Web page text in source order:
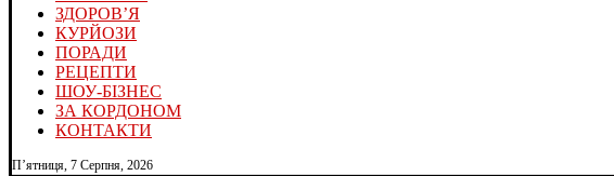
ЗДОРОВ’Я
КУРЙОЗИ
ПОРАДИ
РЕЦЕПТИ
ШОУ-БІЗНЕС
ЗА КОРДОНОМ
КОНТАКТИ
П’ятниця, 7 Серпня, 2026